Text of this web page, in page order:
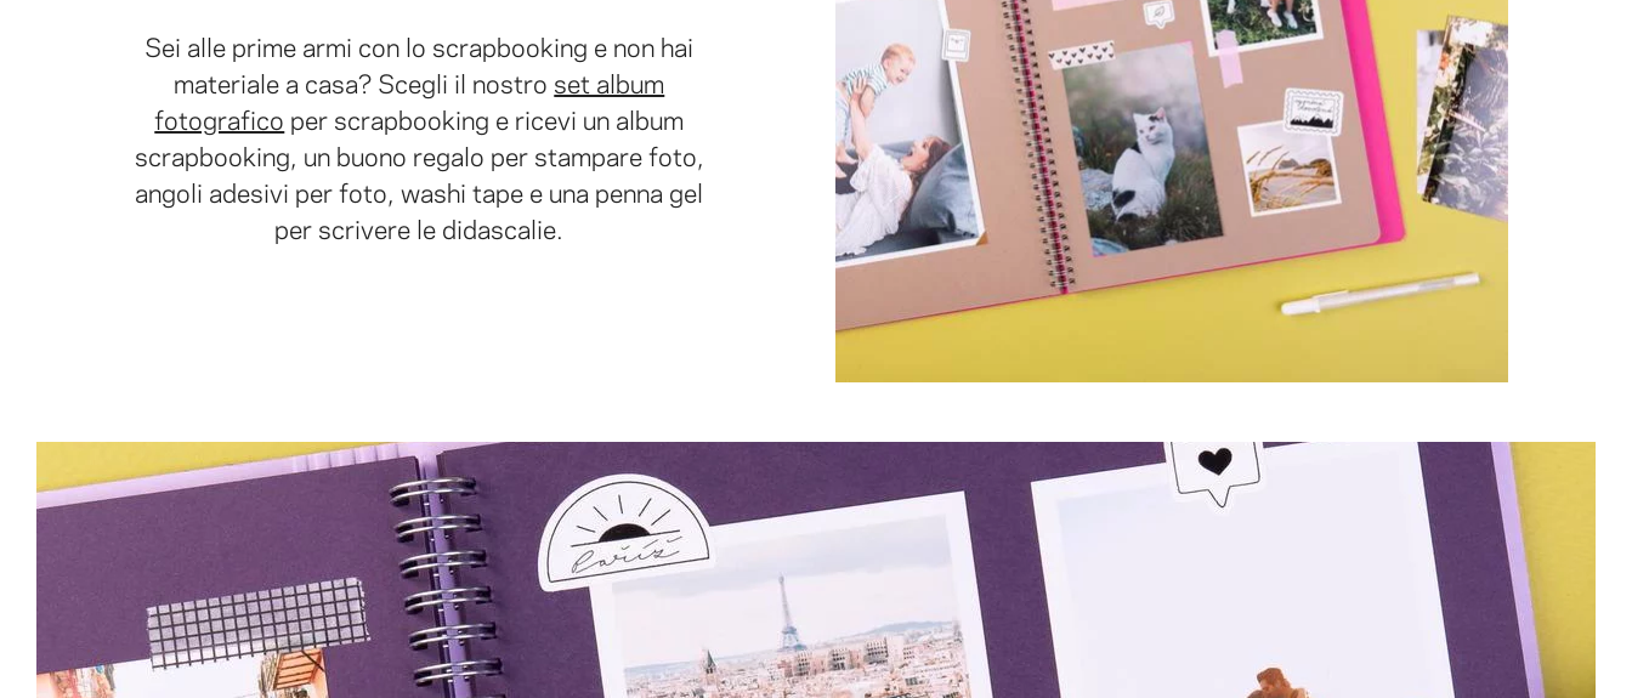
Sei alle prime armi con lo scrapbooking e non hai
materiale a casa? Scegli il nostro set album
fotografico per scrapbooking e ricevi un album
scrapbooking, un buono regalo per stampare foto,
angoli adesivi per foto, washi tape e una penna gel
per scrivere le didascalie.